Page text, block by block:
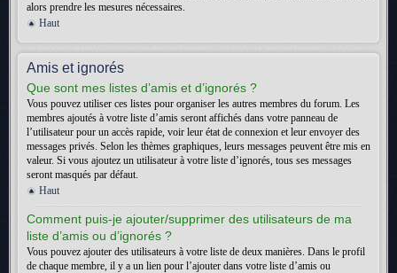
alors prendre les mesures nécessaires.
Haut
Amis et ignorés
Que sont mes listes d’amis et d’ignorés ?
Vous pouvez utiliser ces listes pour organiser les autres membres du forum. Les
membres ajoutés à votre liste d’amis seront affichés dans votre panneau de
l’utilisateur pour un accès rapide, voir leur état de connexion et leur envoyer des
messages privés. Selon les thèmes graphiques, leurs messages peuvent être mis en
valeur. Si vous ajoutez un utilisateur à votre liste d’ignorés, tous ses messages
seront masqués par défaut.
Haut
Comment puis-je ajouter/supprimer des utilisateurs de ma
liste d’amis ou d’ignorés ?
Vous pouvez ajouter des utilisateurs à votre liste de deux manières. Dans le profil
de chaque membre, il y a un lien pour l’ajouter dans votre liste d’amis ou